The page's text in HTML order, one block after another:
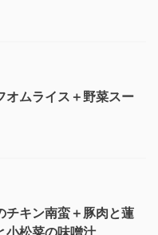
オムライス＋野菜スー
チキン南蛮＋豚肉と蓮
小松菜の味噌汁